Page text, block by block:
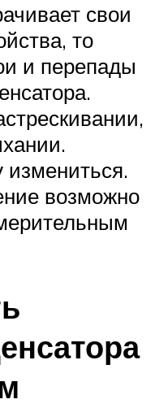
свои
то
и перепады
измениться.
возможно